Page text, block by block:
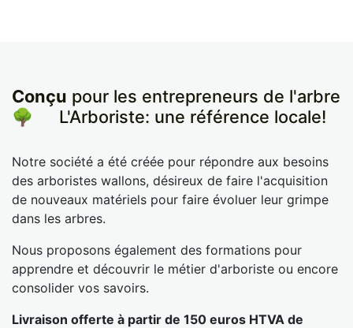
Conçu pour les entrepreneurs de l'arbre
🌳
​L'Arboriste: une référence locale!
Notre société a été créée pour répondre aux besoins
des arboristes wallons, désireux de faire l'acquisition
de nouveaux matériels pour faire évoluer leur grimpe
dans les arbres.
Nous proposons également des formations pour
apprendre et découvrir le métier d'arboriste ou encore
consolider vos savoirs.
Livraison offerte à partir de 150 euros HTVA de